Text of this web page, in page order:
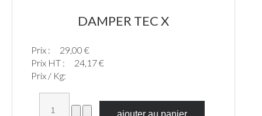
DAMPER TEC X
Prix :
29,00 €
Prix HT :
24,17 €
Prix / Kg: